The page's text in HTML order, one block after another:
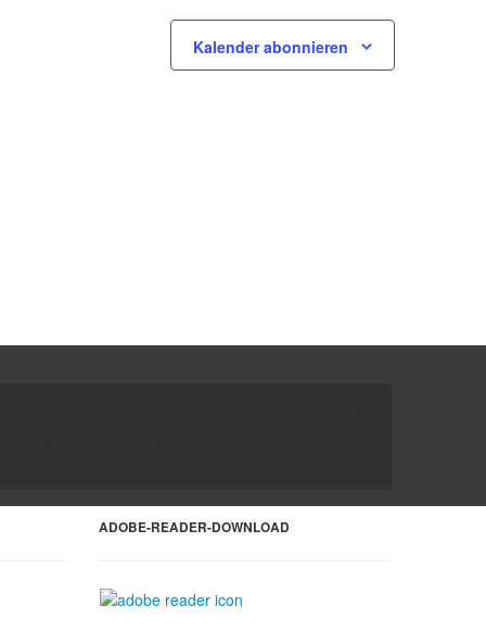
Kalender abonnieren
ADOBE-READER-DOWNLOAD